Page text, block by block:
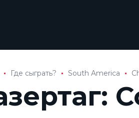
Где сыграть? South America